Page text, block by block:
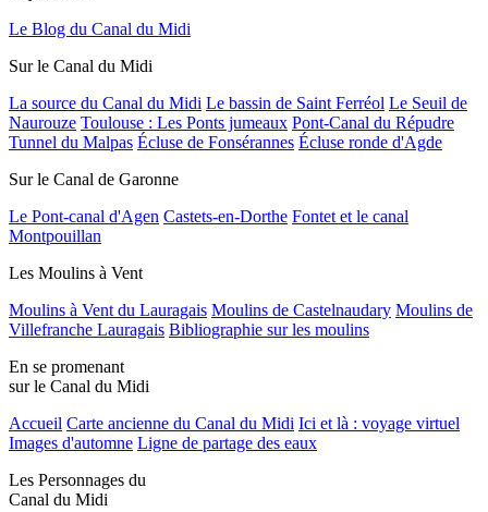
Le Blog du Canal du Midi
Sur le Canal du Midi
La source du Canal du Midi Le bassin de Saint Ferréol Le Seuil de
Naurouze Toulouse : Les Ponts jumeaux Pont-Canal du Répudre
Tunnel du Malpas Écluse de Fonsérannes Écluse ronde d'Agde
Sur le Canal de Garonne
Le Pont-canal d'Agen Castets-en-Dorthe Fontet et le canal
Montpouillan
Les Moulins à Vent
Moulins à Vent du Lauragais Moulins de Castelnaudary Moulins de
Villefranche Lauragais Bibliographie sur les moulins
En se promenant
sur le Canal du Midi
Accueil Carte ancienne du Canal du Midi Ici et là : voyage virtuel
Images d'automne Ligne de partage des eaux
Les Personnages du
Canal du Midi